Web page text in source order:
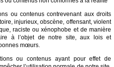
ou contenus contrevenant aux droits
injurieux, obscène, offensant, violent
raciste ou xénophobe et de manière
à l’objet de notre site, aux lois et
mœurs.
ou contenus ayant pour effet de